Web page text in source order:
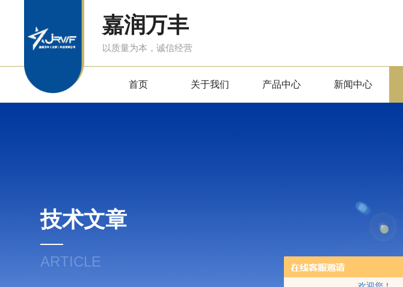
嘉润万丰
以质量为本，诚信经营
首页 关于我们 产品中心 新闻中心
技术文章
ARTICLE